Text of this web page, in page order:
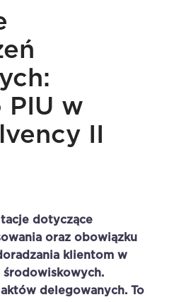
PIU w
II
dotyczące
oraz obowiązku
klientom w
środowiskowych.
delegowanych. To